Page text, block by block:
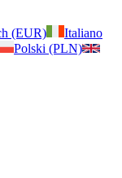
(EUR)
Italiano
Polski (PLN)